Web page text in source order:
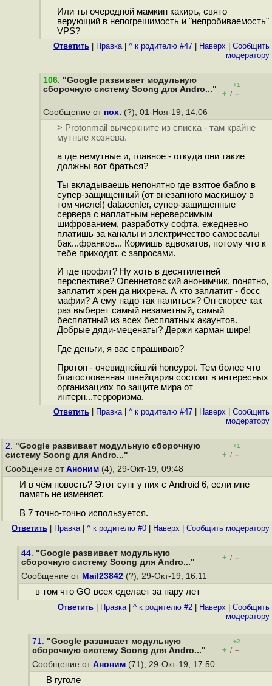
Или ты очередной мамкин какиръ, свято
верующий в непогрешимость и "непробиваемость"
VPS?
Ответить Правка| ^ к родителю #47 Наверх
Cообщить
модератору
106. "Google развивает модульную
сборочную систему Soong для Andro..."
+1
+ / –
Сообщение от пох. (?), 01-Ноя-19, 14:06
> Protonmail вычеркните из списка - там крайне
мутные хозяева.
а где немутные и, главное - откуда они такие
должны вот браться?
Ты вкладываешь непонятно где взятое бабло в
супер-защищенный (от внезапного маскишоу в
том числе!) datacenter, супер-защищенные
сервера с наплатным нереверсимым
шифрованием, разработку софта, ежедневно
платишь за каналы и электричество самосвалы
бак...франков... Кормишь адвокатов, потому что к
тебе приходят, с запросами.
И где профит? Ну хоть в десятилетней
перспективе? Опеннетовский анонимчик, понятно,
заплатит хрен да нихрена. А кто заплатит - босс
мафии? А ему надо так палиться? Он скорее как
раз выберет самый незаметный, самый
бесплатный из всех бесплатных акаунтов.
Добрые дяди-меценаты? Держи карман шире!
Где деньги, я вас спрашиваю?
Протон - очевиднейший honeypot. Тем более что
благословенная швейцария состоит в интересных
организациях по защите мира от
интерн...терроризма.
Ответить Правка| ^ к родителю #47 Наверх
Cообщить
модератору
2. "Google развивает модульную сборочную
систему Soong для Andro..."
+1
+ / –
Сообщение от Аноним (4), 29-Окт-19, 09:48
И в чём новость? Этот сунг у них с Android 6, если мне
память не изменяет.
В 7 точно-точно используется.
Ответить Правка| ^ к родителю #0 Наверх Cообщить модератору
44. "Google развивает модульную
сборочную систему Soong для Andro..."
+ / –
Сообщение от Mail23842 (?), 29-Окт-19, 16:11
в том что GO всех сделает за пару лет
Ответить Правка| ^ к родителю #2 Наверх
Cообщить
модератору
71. "Google развивает модульную
сборочную систему Soong для Andro..."
+2
+ / –
Сообщение от Аноним (71), 29-Окт-19, 17:50
В гуголе